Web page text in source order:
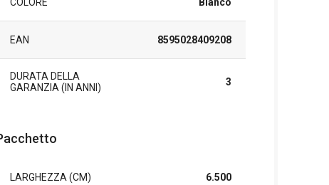
EAN 8595028409208
DURATA DELLA
GARANZIA (IN ANNI)
3
LARGHEZZA (CM) 6.500